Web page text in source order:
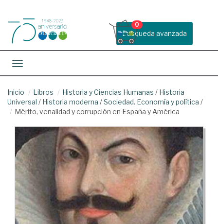
Busqueda avanzada
0
Toggle navigation
Inicio Libros Historia y Ciencias Humanas / Historia
Universal / Historia moderna /Sociedad. Economía y política /
Mérito, venalidad y corrupción en España y América